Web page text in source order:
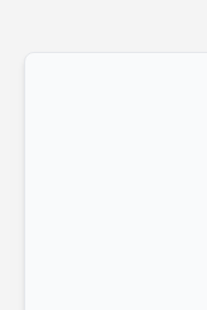
Best Hotels in
للعائلات
Dubai Vision